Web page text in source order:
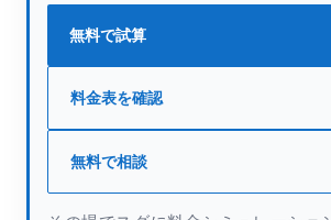
無料で試算
料金表を確認
無料で相談